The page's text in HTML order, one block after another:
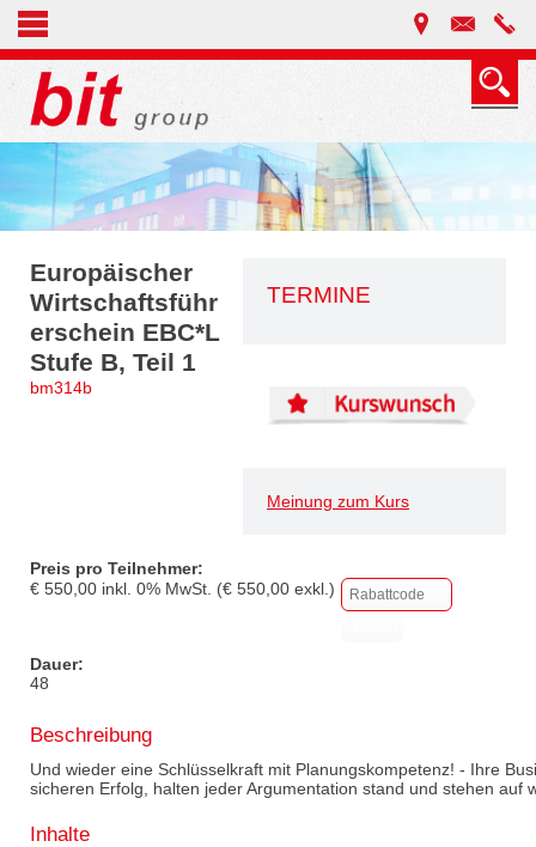
TERMINE
Meinung zum Kurs
Europäischer
Wirtschaftsführ
erschein EBC*L
Stufe B, Teil 1
bm314b
Preis pro Teilnehmer:
€ 550,00 inkl. 0% MwSt. (€ 550,00 exkl.)
Dauer:
48
Beschreibung
Und wieder eine Schlüsselkraft mit Planungskompetenz! - Ihre
sicheren Erfolg, halten jeder Argumentation stand und stehen auf
Inhalte